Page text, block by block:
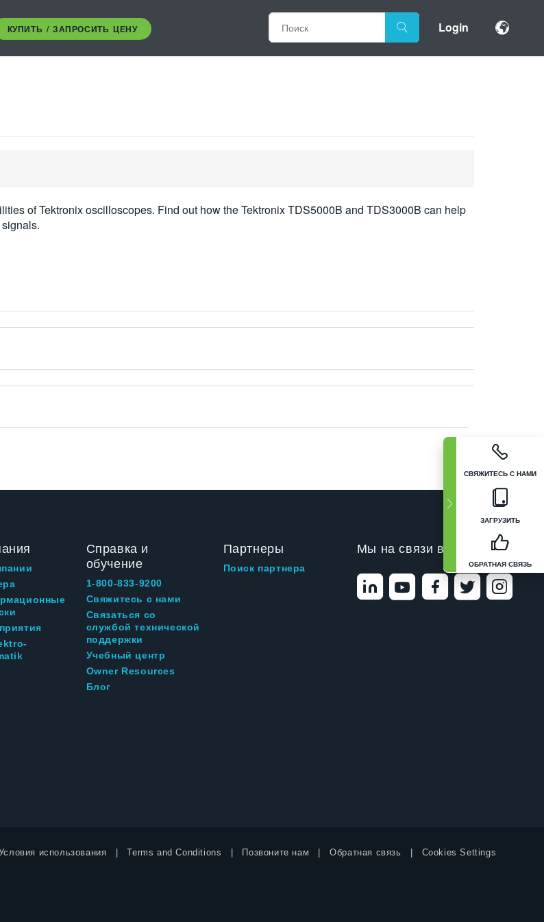
КУПИТЬ / ЗАПРОСИТЬ ЦЕНУ Login
СВЯЖИТЕСЬ С НАМИ
ЗАГРУЗИТЬ
ОБРАТНАЯ СВЯЗЬ
of Tektronix oscilloscopes. Find out how the Tektronix TDS5000B and TDS3000B can help
Справка и
обучение
1-800-833-9200
Свяжитесь с нами
Связаться со
службой технической
поддержки
Учебный центр
Owner Resources
Блог
Партнеры
Поиск партнера
Мы на связи в
использования Terms and Conditions Позвоните нам Обратная связь Cookies Settings